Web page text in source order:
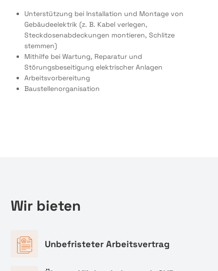
Unterstützung bei Installation und Montage von
Gebäudeelektrik (z. B. Kabel verlegen,
Steckdosenabdeckungen montieren, Schlitze
stemmen)
Mithilfe bei Wartung, Reparatur und
Störungsbeseitigung elektrischer Anlagen
Arbeitsvorbereitung
Baustellenorganisation
Wir bieten
Unbefristeter Arbeitsvertrag